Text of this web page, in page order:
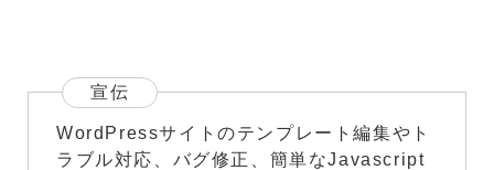
宣伝
WordPressサイトのテンプレート編集やト
ラブル対応、バグ修正、簡単なJavascript